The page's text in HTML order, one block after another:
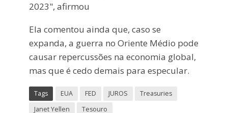
2023", afirmou
Ela comentou ainda que, caso se
expanda, a guerra no Oriente Médio pode
causar repercussões na economia global,
mas que é cedo demais para especular.
Tags EUA FED JUROS
Treasuries
Janet Yellen
Tesouro